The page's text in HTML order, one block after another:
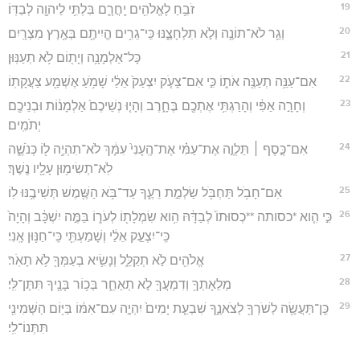
19 זֹבֵ֥חַ לָאֱלֹהִ֖ים יָֽחֳרָ֑ם בִּלְתִּ֥י לַיהוָ֖ה לְבַדּֽוֹ׃
20 וְגֵ֥ר לֹא־תוֹנֶ֖ה וְלֹ֣א תִלְחָצֶ֑נּוּ כִּֽי־גֵרִ֥ים הֱיִיתֶ֖ם בְּאֶ֥רֶץ מִצְרָֽיִם׃
21 כָּל־אַלְמָנָ֥ה וְיָת֖וֹם לֹ֥א תְעַנּֽוּן׃
22 אִם־עַנֵּ֥ה תְעַנֶּ֖ה אֹת֑וֹ כִּ֣י אִם־צָעֹ֤ק יִצְעַק֙ אֵלַ֔י שָׁמֹ֥עַ אֶשְׁמַ֖ע צַעֲקָתֽוֹ׃
23
וְחָרָ֣ה אַפִּ֔י וְהָרַגְתִּ֥י אֶתְכֶ֖ם בֶּחָ֑רֶב וְהָי֤וּ נְשֵׁיכֶם֙ אַלְמָנ֔וֹת וּבְנֵיכֶ֖ם
יְתֹמִֽים׃
24
אִם־כֶּ֣סֶף ׀ תַּלְוֶ֣ה אֶת־עַמִּ֗י אֶת־הֶֽעָנִי֙ עִמָּ֔ךְ לֹא־תִהְיֶ֥ה ל֖וֹ כְּנֹשֶׁ֑ה
לֹֽא־תְשִׂימ֥וּן עָלָ֖יו נֶֽשֶׁךְ׃
25 אִם־חָבֹ֥ל תַּחְבֹּ֖ל שַׂלְמַ֣ת רֵעֶ֑ךָ עַד־בֹּ֥א הַשֶּׁ֖מֶשׁ תְּשִׁיבֶ֥נּוּ לֽוֹ׃
26
כִּ֣י הִ֤וא *כסותה **כְסוּתוֹ֙ לְבַדָּ֔הּ הִ֥וא שִׂמְלָת֖וֹ לְעֹר֑וֹ בַּמֶּ֣ה יִשְׁכָּ֔ב וְהָיָה֙
כִּֽי־יִצְעַ֣ק אֵלַ֔י וְשָׁמַעְתִּ֖י כִּֽי־חַנּ֥וּן אָֽנִי׃
27 אֱלֹהִ֖ים לֹ֣א תְקַלֵּ֑ל וְנָשִׂ֥יא בְעַמְּךָ֖ לֹ֥א תָאֹֽר׃
28 מְלֵאָתְךָ֥ וְדִמְעֲךָ֖ לֹ֣א תְאַחֵ֑ר בְּכ֥וֹר בָּנֶ֖יךָ תִּתֶּן־לִּֽי׃
29
כֵּֽן־תַּעֲשֶׂ֥ה לְשֹׁרְךָ֖ לְצֹאנֶ֑ךָ שִׁבְעַ֤ת יָמִים֙ יִהְיֶ֣ה עִם־אִמּ֔וֹ בַּיּ֥וֹם הַשְּׁמִינִ֖י
תִּתְּנוֹ־לִֽי׃